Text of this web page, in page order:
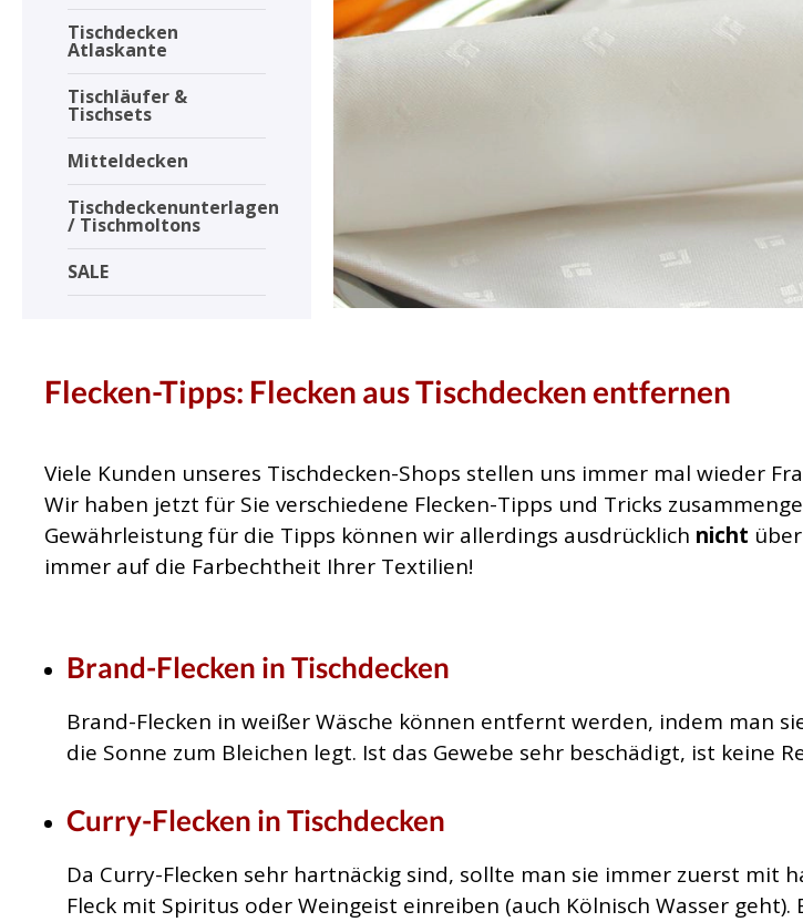
Tischdecken
Atlaskante
Tischläufer &
Tischsets
Mitteldecken
Tischdeckenunterlagen
/ Tischmoltons
SALE
Flecken-Tipps: Flecken aus Tischdecken entfernen
Viele Kunden unseres Tischdecken-Shops stellen uns immer mal wieder
Wir haben jetzt für Sie verschiedene Flecken-Tipps und Tricks
Gewährleistung für die Tipps können wir allerdings ausdrücklich nicht
immer auf die Farbechtheit Ihrer Textilien!
Brand-Flecken in Tischdecken
Brand-Flecken in weißer Wäsche können entfernt werden, indem man
die Sonne zum Bleichen legt. Ist das Gewebe sehr beschädigt, ist keine
Curry-Flecken in Tischdecken
Da Curry-Flecken sehr hartnäckig sind, sollte man sie immer zuerst mit
Fleck mit Spiritus oder Weingeist einreiben (auch Kölnisch Wasser